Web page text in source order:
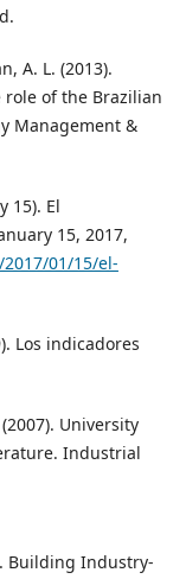
A. L. (2013).
of the Brazilian
Management &
15). El
15, 2017,
01/15/el-
Los indicadores
University
Industrial
Building Industry-